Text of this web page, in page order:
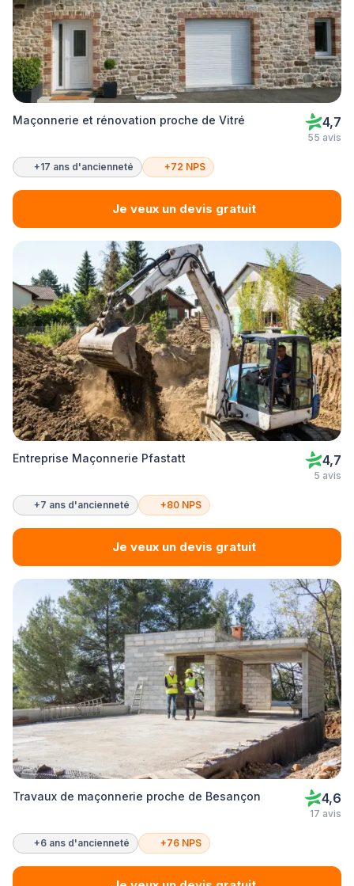
Maçonnerie et rénovation proche de Vitré 4,7
55 avis
+17 ans d'ancienneté +72 NPS
Je veux un devis gratuit
Entreprise Maçonnerie Pfastatt 4,7
5 avis
+7 ans d'ancienneté +80 NPS
Je veux un devis gratuit
Travaux de maçonnerie proche de Besançon 4,6
17 avis
+6 ans d'ancienneté +76 NPS